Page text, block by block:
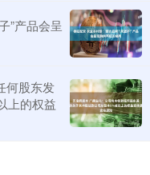
”产品会呈
何股东发
上的权益